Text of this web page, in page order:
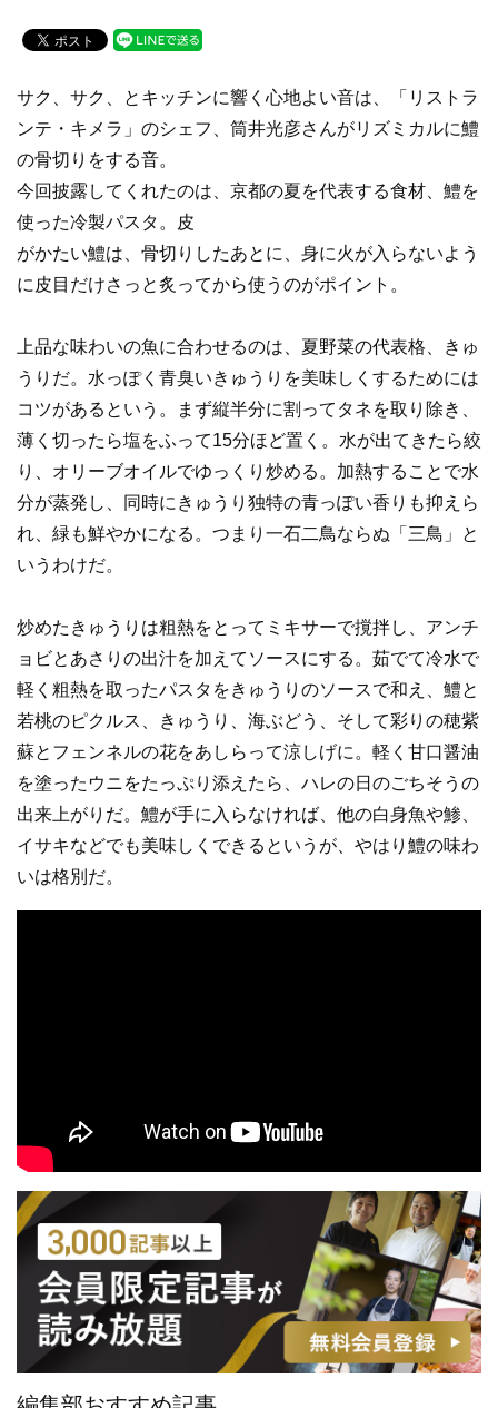
c
e
b
o
o
k
tt
er
e
サク、サク、とキッチンに響く心地よい音は、「リストラ
ンテ・キメラ」のシェフ、筒井光彦さんがリズミカルに鱧
の骨切りをする音。
今回披露してくれたのは、京都の夏を代表する食材、鱧を
使った冷製パスタ。皮
がかたい鱧は、骨切りしたあとに、身に火が入らないよう
に皮目だけさっと炙ってから使うのがポイント。
上品な味わいの魚に合わせるのは、夏野菜の代表格、きゅ
うりだ。水っぽく青臭いきゅうりを美味しくするためには
コツがあるという。まず縦半分に割ってタネを取り除き、
薄く切ったら塩をふって15分ほど置く。水が出てきたら絞
り、オリーブオイルでゆっくり炒める。加熱することで水
分が蒸発し、同時にきゅうり独特の青っぽい香りも抑えら
れ、緑も鮮やかになる。つまり一石二鳥ならぬ「三鳥」と
いうわけだ。
炒めたきゅうりは粗熱をとってミキサーで撹拌し、アンチ
ョビとあさりの出汁を加えてソースにする。茹でて冷水で
軽く粗熱を取ったパスタをきゅうりのソースで和え、鱧と
若桃のピクルス、きゅうり、海ぶどう、そして彩りの穂紫
蘇とフェンネルの花をあしらって涼しげに。軽く甘口醤油
を塗ったウニをたっぷり添えたら、ハレの日のごちそうの
出来上がりだ。鱧が手に入らなければ、他の白身魚や鯵、
イサキなどでも美味しくできるというが、やはり鱧の味わ
いは格別だ。